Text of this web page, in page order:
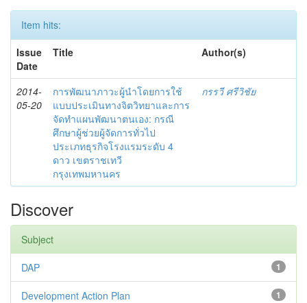
Item hits:
Issue
Date
Title Author(s)
2014-
05-20
การพัฒนาภาวะผู้นำโดยการใช้
แบบประเมินทางจิตวิทยาและการ
จัดทำแผนพัฒนาตนเอง: กรณี
ศึกษาผู้ช่วยผู้จัดการทั่วไป
ประเภทธุรกิจโรงแรมระดับ 4
ดาว เขตราชเทวี
กรุงเทพมหานคร
กรรวี ศรีวิชัย
Discover
Subject
1
DAP
1
Development Action Plan